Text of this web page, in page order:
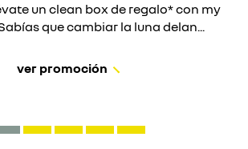
un clean box de regalo* con my
que cambiar la luna delan...
ver promoción